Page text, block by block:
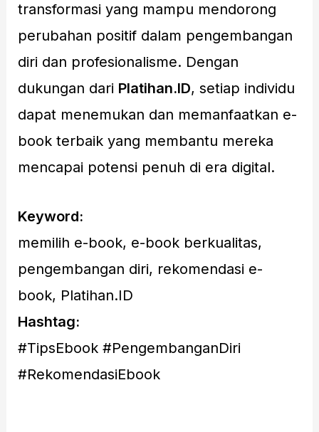
transformasi yang mampu mendorong
perubahan positif dalam pengembangan
diri dan profesionalisme. Dengan
dukungan dari Platihan.ID, setiap individu
dapat menemukan dan memanfaatkan e-
book terbaik yang membantu mereka
mencapai potensi penuh di era digital.
Keyword:
memilih e-book, e-book berkualitas,
pengembangan diri, rekomendasi e-
book, Platihan.ID
Hashtag:
#TipsEbook #PengembanganDiri
#RekomendasiEbook